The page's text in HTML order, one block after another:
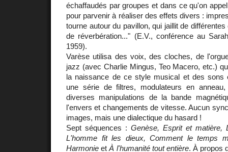
échaffaudés par groupes et dans ce qu'on
pour parvenir à réaliser des effets divers :
tourne autour du pavillon, qui jaillit de
de réverbération..." (E.V., conférence au
1959).
Varèse utilisa des voix, des cloches, de
jazz (avec Charlie Mingus, Teo Macero, etc.)
la naissance de ce style musical et des sons
une série de filtres, modulateurs en
diverses manipulations de la bande
l'envers et changements de vitesse. Aucun
images, mais une dialectique du hasard !
Sept séquences : Genèse, Esprit et matière,
L'homme fit les dieux, Comment le temps
Harmonie etÀ l'humanité tout entière. À propos